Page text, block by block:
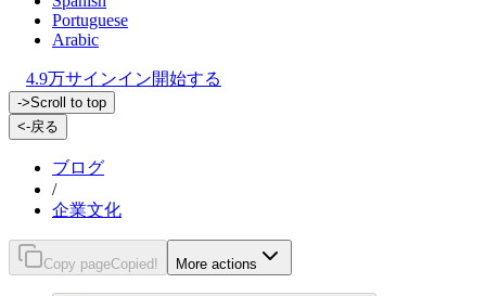
Portuguese
Arabic
4.9万サインイン開始する
->Scroll to top
<-戻る
ブログ
/
企業文化
Copy pageCopied! More actions